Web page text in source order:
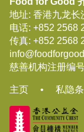
地址: 香港九龙长
电话: +852 2568
传真: +852 2568
慈善机构注册编
主页 • 私隐